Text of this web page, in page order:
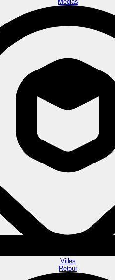
Médias
Villes
Retour